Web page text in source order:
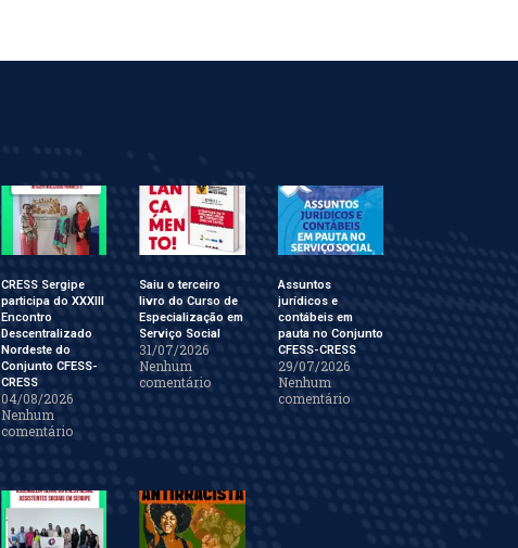
CRESS Sergipe
participa do XXXIII
Encontro
Descentralizado
Nordeste do
Conjunto CFESS-
CRESS
04/08/2026
Nenhum
comentário
Saiu o terceiro
livro do Curso de
Especialização em
Serviço Social
31/07/2026
Nenhum
comentário
Assuntos
jurídicos e
contábeis em
pauta no Conjunto
CFESS-CRESS
29/07/2026
Nenhum
comentário